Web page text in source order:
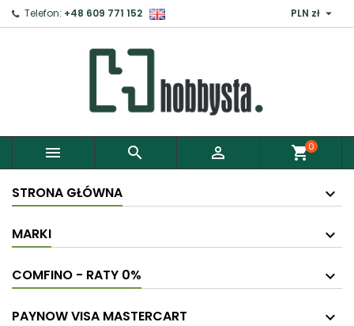
Telefon: +48 609 771 152 PLN zł 
   shopping_cart0
STRONA GŁÓWNA
MARKI
COMFINO - RATY 0%
PAYNOW VISA MASTERCART